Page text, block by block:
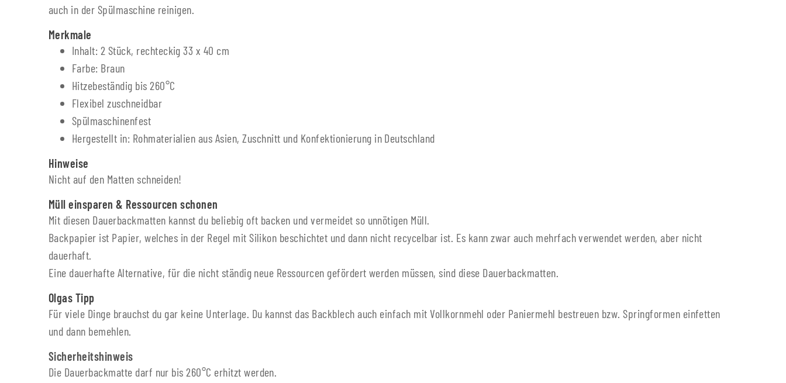
auch in der Spülmaschine reinigen.
Merkmale
Inhalt: 2 Stück, rechteckig 33 x 40 cm
Farbe: Braun
Hitzebeständig bis 260°C
Flexibel zuschneidbar
Spülmaschinenfest
Hergestellt in: Rohmaterialien aus Asien, Zuschnitt und Konfektionierung in Deutschland
Hinweise
Nicht auf den Matten schneiden!
Müll einsparen & Ressourcen schonen
Mit diesen Dauerbackmatten kannst du beliebig oft backen und vermeidet so unnötigen Müll.
Backpapier ist Papier, welches in der Regel mit Silikon beschichtet und dann nicht recycelbar ist. Es kann zwar auch mehrfach verwendet werden, aber nicht
dauerhaft.
Eine dauerhafte Alternative, für die nicht ständig neue Ressourcen gefördert werden müssen, sind diese Dauerbackmatten.
Olgas Tipp
Für viele Dinge brauchst du gar keine Unterlage. Du kannst das Backblech auch einfach mit Vollkornmehl oder Paniermehl bestreuen bzw. Springformen einfetten
und dann bemehlen.
Sicherheitshinweis
Die Dauerbackmatte darf nur bis 260°C erhitzt werden.